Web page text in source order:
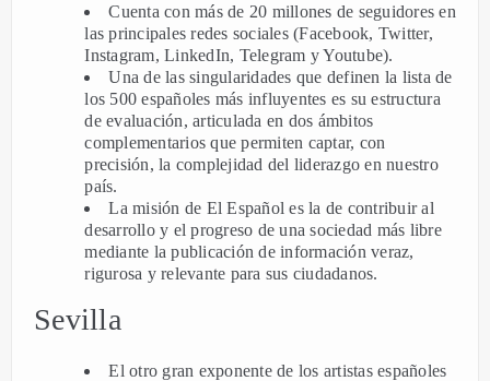
Cuenta con más de 20 millones de seguidores en
las principales redes sociales (Facebook, Twitter,
Instagram, LinkedIn, Telegram y Youtube).
Una de las singularidades que definen la lista de
los 500 españoles más influyentes es su estructura
de evaluación, articulada en dos ámbitos
complementarios que permiten captar, con
precisión, la complejidad del liderazgo en nuestro
país.
La misión de El Español es la de contribuir al
desarrollo y el progreso de una sociedad más libre
mediante la publicación de información veraz,
rigurosa y relevante para sus ciudadanos.
Sevilla
El otro gran exponente de los artistas españoles